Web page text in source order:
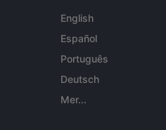
English
Español
Português
Deutsch
Mer...